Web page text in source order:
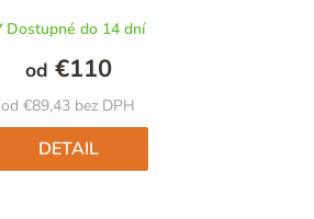
je
5,0
z
5
hviezdičiek.
Dostupné do 14 dní
od €89,43 bez DPH
od €110
DETAIL